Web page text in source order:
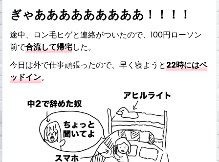
ぎゃあああああああああ！！！！
途中、ロン毛ヒゲと連絡がついたので、100円ローソン
前で合流して帰宅した。
今日は外で仕事頑張ったので、早く寝ようと22時にはベ
ッドイン。